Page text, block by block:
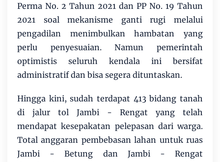
Perma No. 2 Tahun 2021 dan PP No. 19 Tahun
2021 soal mekanisme ganti rugi melalui
pengadilan menimbulkan hambatan yang
perlu penyesuaian. Namun pemerintah
optimistis seluruh kendala ini bersifat
administratif dan bisa segera dituntaskan.
Hingga kini, sudah terdapat 413 bidang tanah
di jalur tol Jambi - Rengat yang telah
mendapat kesepakatan pelepasan dari warga.
Total anggaran pembebasan lahan untuk ruas
Jambi - Betung dan Jambi - Rengat